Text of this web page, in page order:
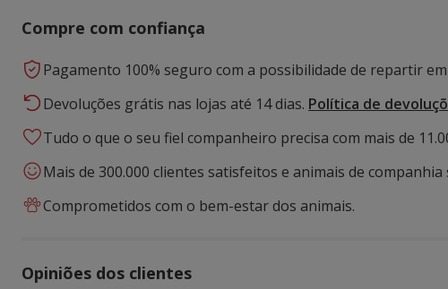
Compre com confiança
Pagamento 100% seguro com a possibilidade de repartir
Devoluções grátis nas lojas até 14 dias. Política de
Tudo o que o seu fiel companheiro precisa com mais de
Mais de 300.000 clientes satisfeitos e animais de
Comprometidos com o bem-estar dos animais.
Opiniões dos clientes